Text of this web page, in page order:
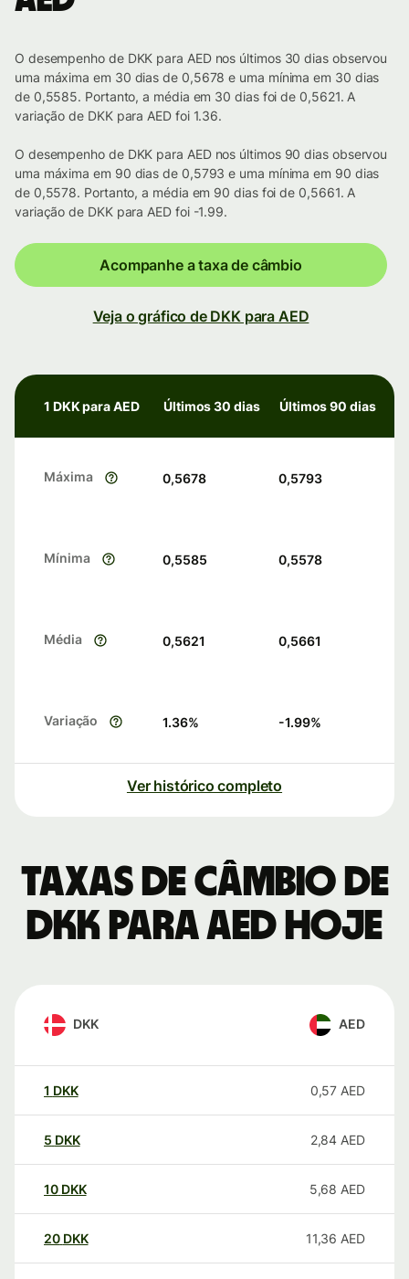
O desempenho de DKK para AED nos últimos 30 dias observou
uma máxima em 30 dias de 0,5678 e uma mínima em 30 dias
de 0,5585. Portanto, a média em 30 dias foi de 0,5621. A
variação de DKK para AED foi 1.36.
O desempenho de DKK para AED nos últimos 90 dias observou
uma máxima em 90 dias de 0,5793 e uma mínima em 90 dias
de 0,5578. Portanto, a média em 90 dias foi de 0,5661. A
variação de DKK para AED foi -1.99.
Acompanhe a taxa de câmbio
Veja o gráfico de DKK para AED
1 DKK para AED Últimos 30 dias Últimos 90 dias
Máxima 0,5678 0,5793
Mínima 0,5585 0,5578
Média 0,5621 0,5661
Variação 1.36% -1.99%
Ver histórico completo
Taxas de câmbio de
DKK para AED hoje
DKK AED
1 DKK 0,57 AED
5 DKK 2,84 AED
10 DKK 5,68 AED
20 DKK 11,36 AED